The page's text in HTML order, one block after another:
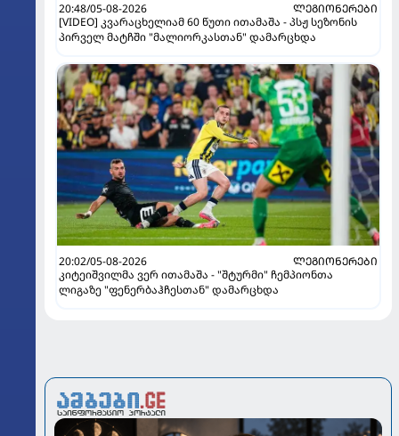
20:48/05-08-2026
ᲚᲔᲒᲘᲝᲜᲔᲠᲔᲑᲘ
[VIDEO] კვარაცხელიამ 60 წუთი ითამაშა - პსჟ სეზონის
პირველ მატჩში "მალიორკასთან" დამარცხდა
20:02/05-08-2026
ᲚᲔᲒᲘᲝᲜᲔᲠᲔᲑᲘ
კიტეიშვილმა ვერ ითამაშა - "შტურმი" ჩემპიონთა
ლიგაზე "ფენერბაჰჩესთან" დამარცხდა